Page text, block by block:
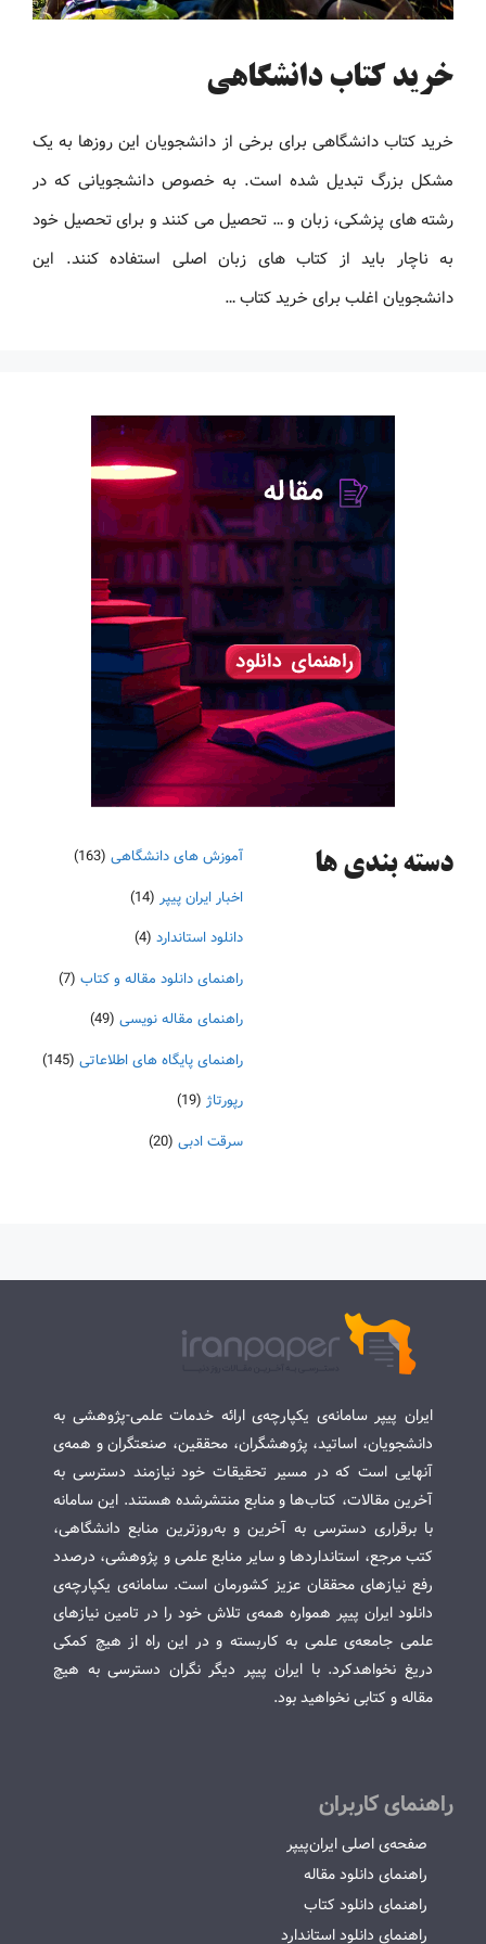
خرید کتاب دانشگاهی
خرید کتاب دانشگاهی برای برخی از دانشجویان این روزها به یک
مشکل بزرگ تبدیل شده است. به خصوص دانشجویانی که در
رشته های پزشکی، زبان و … تحصیل می کنند و برای تحصیل خود
به ناچار باید از کتاب های زبان اصلی استفاده کنند. این
دانشجویان اغلب برای خرید کتاب …
دسته‌ بندی ها آموزش های دانشگاهی (163)
اخبار ایران پیپر (14)
دانلود استاندارد (4)
راهنمای دانلود مقاله و کتاب (7)
راهنمای مقاله نویسی (49)
راهنمای پایگاه های اطلاعاتی (145)
رپورتاژ (19)
سرقت ادبی (20)
ایران پیپر سامانه‌ی یکپارچه‌ی ارائه خدمات علمی-پژوهشی به
دانشجویان، اساتید، پژوهشگران، محققین، صنعتگران و همه‌ی
آنهایی است که در مسیر تحقیقات خود نیازمند دسترسی به
آخرین مقالات، کتاب‌ها و منابع منتشرشده هستند. این سامانه
با برقراری دسترسی به آخرین و به‌روزترین منابع دانشگاهی،
کتب مرجع، استانداردها و سایر منابع علمی و پژوهشی، درصدد
رفع نیازهای محققان عزیز کشورمان است. سامانه‌ی یکپارچه‌ی
دانلود ایران پیپر همواره همه‌ی تلاش خود را در تامین نیازهای
علمی جامعه‌ی علمی به کاربسته و در این راه از هیچ کمکی
دریغ نخواهدکرد. با ایران پیپر دیگر نگران دسترسی به هیچ
مقاله و کتابی نخواهید بود.
راهنمای کاربران
صفحه‌ی اصلی ایران‌پیپر
راهنمای دانلود مقاله
راهنمای دانلود کتاب
راهنمای دانلود استاندارد